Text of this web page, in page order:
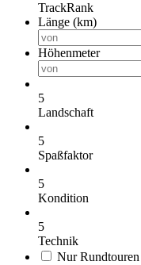
TrackRank
Länge (km)
Höhenmeter
5
Landschaft
5
Spaßfaktor
5
Kondition
5
Technik
Nur Rundtouren